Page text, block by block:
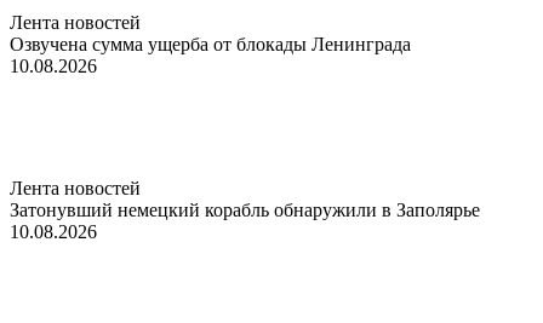
Лента новостей
Озвучена сумма ущерба от блокады Ленинграда
10.08.2026
Лента новостей
Затонувший немецкий корабль обнаружили в Заполярье
10.08.2026